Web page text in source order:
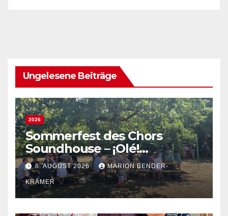
Ungelesene Beiträge
2026
Sommerfest des Chors
Soundhouse – ¡Olé!
Spanisches Flair bei bestem
Sommerwetter
6. AUGUST 2026 MARION BENDER-
KRÄMER